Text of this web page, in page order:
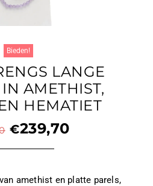
Bieden!
LANGE
AMETHIST,
HEMATIET
€239,70
amethist en platte parels,